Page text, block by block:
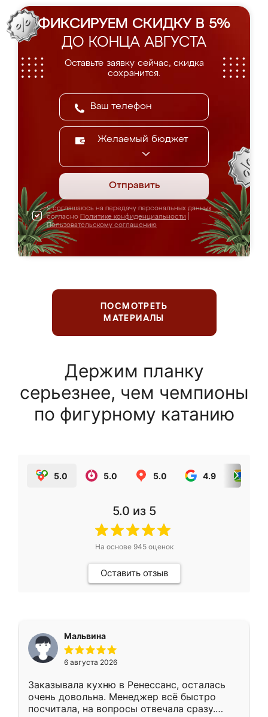
ФИКСИРУЕМ СКИДКУ В 5%
ДО КОНЦА АВГУСТА
Оставьте заявку сейчас, скидка
сохранится.
Желаемый бюджет
Отправить
Я соглашаюсь на передачу персональных данных
согласно Политике конфиденциальности
Пользовательскому соглашению
ПОСМОТРЕТЬ
МАТЕРИАЛЫ
Держим планку
серьезнее, чем чемпионы
по фигурному катанию
5.0 5.0 5.0 4.9
5.0 из 5
На основе 945оценок
Оставить отзыв
Мальвина
6 августа 2026
Заказывала кухню в Ренессанс, осталась
очень довольна. Менеджер всё быстро
посчитала, на вопросы отвечала сразу.